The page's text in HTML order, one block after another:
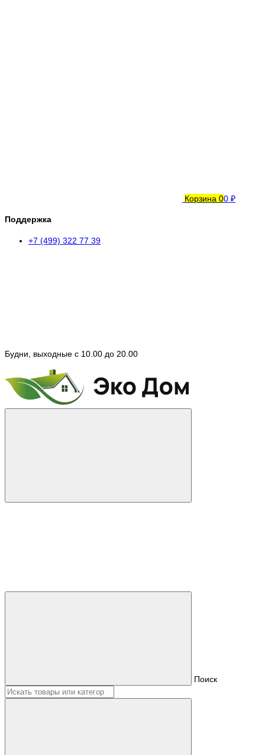
Корзина 00 ₽
Поддержка
+7 (499) 322 77 39
Будни, выходные с 10.00 до 20.00
Поиск